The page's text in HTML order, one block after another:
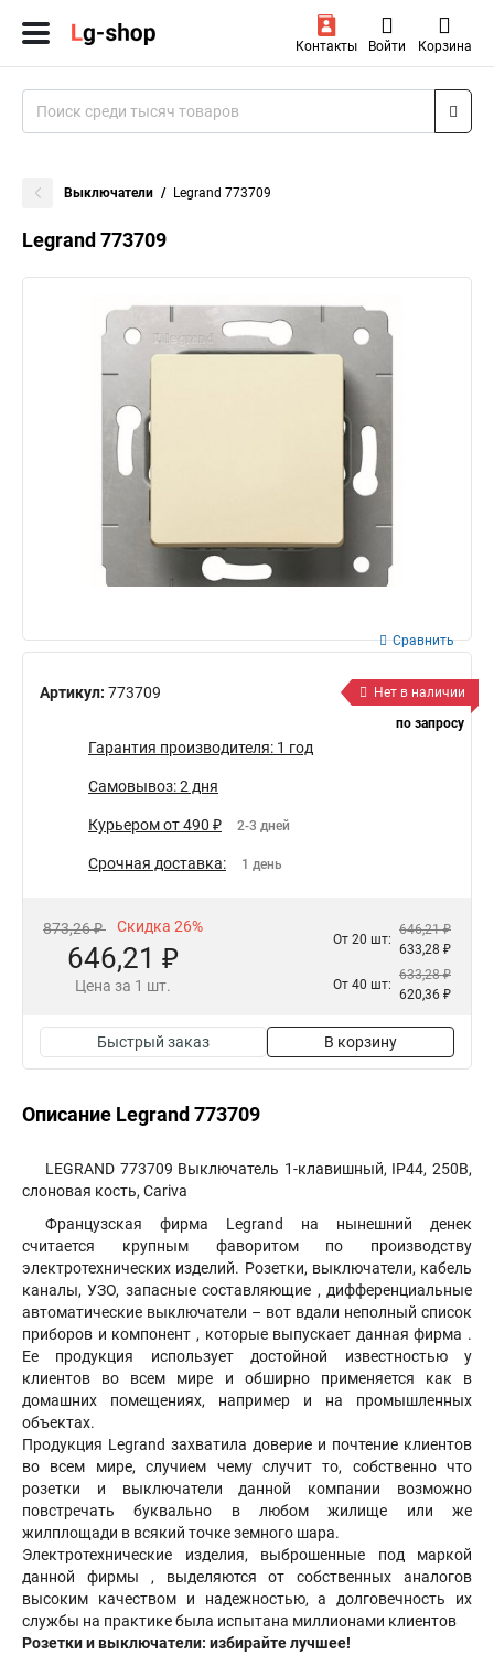
Контакты Войти Корзина
Выключатели Legrand 773709
Legrand 773709
Артикул: 773709
Сравнить
Нет в наличии
по запросу
Гарантия производителя: 1 год
Самовывоз: 2 дня
Курьером от 490 ₽ 2-3 дней
Срочная доставка: 1 день
873,26 ₽ Скидка 26%
646,21 ₽
Цена за 1 шт.
От 20 шт:
646,21 ₽
633,28 ₽
От 40 шт:
633,28 ₽
620,36 ₽
Быстрый заказ В корзину
Описание Legrand 773709
LEGRAND 773709 Выключатель 1-клавишный, IP44, 250В,
слоновая кость, Cariva
Французская фирма Legrand на нынешний денек
считается крупным фаворитом по производству
электротехнических изделий. Розетки, выключатели, кабель
каналы, УЗО, запасные составляющие , дифференциальные
автоматические выключатели – вот вдали неполный список
приборов и компонент , которые выпускает данная фирма .
Ее продукция использует достойной известностью у
клиентов во всем мире и обширно применяется как в
домашних помещениях, например и на промышленных
объектах.
Продукция Legrand захватила доверие и почтение клиентов
во всем мире, случием чему случит то, собственно что
розетки и выключатели данной компании возможно
повстречать буквально в любом жилище или же
жилплощади в всякий точке земного шара.
Электротехнические изделия, выброшенные под маркой
данной фирмы , выделяются от собственных аналогов
высоким качеством и надежностью, а долговечность их
службы на практике была испытана миллионами клиентов
Розетки и выключатели: избирайте лучшее!